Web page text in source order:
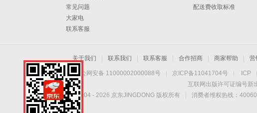
常见问题
大家电
联系客服
配送费收取标准
关于我们 联系我们 联系客服 合作招商 商家帮助 营
京公网安备 11000002000088号 京ICP备11041704号 ICP
互联网出版许可证编号新
Copyright © 2004 - 2026 京东JINGDONG 版权所有 消费者维权热线：